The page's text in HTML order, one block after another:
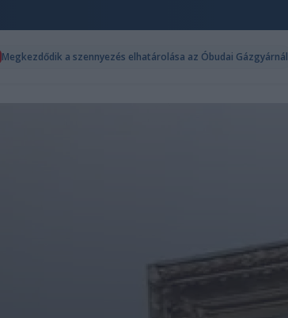
Megkezdődik a szennyezés elhatárolása az Óbudai Gázgyárnál